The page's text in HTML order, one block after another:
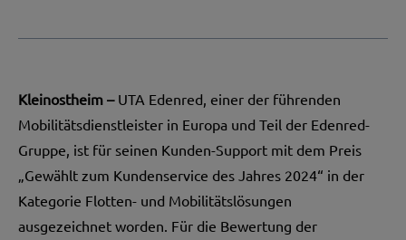
Kleinostheim – UTA Edenred , einer der führenden
Mobilitätsdienstleister in Europa und Teil der Edenred-
Gruppe, ist für seinen Kunden-Support mit dem Preis
„Gewählt zum Kundenservice des Jahres 2024“ in der
Kategorie Flotten- und Mobilitätslösungen
ausgezeichnet worden. Für die Bewertung der